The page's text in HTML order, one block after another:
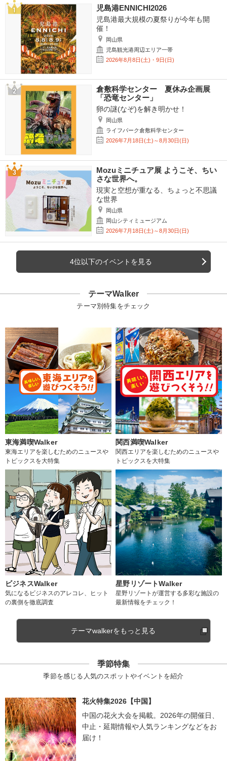
児島港ENNICHI2026
児島港最大規模の夏祭りが今年も開
催！
岡山県
児島観光港周辺エリア一帯
2026年8月8日(土)・9日(日)
倉敷科学センター 夏休み企画展
「恐竜センター」
卵の謎(なぞ)を解き明かせ！
岡山県
ライフパーク倉敷科学センター
2026年7月18日(土)～8月30日(日)
Mozuミニチュア展 ようこそ、ちい
さな世界へ。
現実と空想が重なる、ちょっと不思議
な世界
岡山県
岡山シティミュージアム
2026年7月18日(土)～8月30日(日)
4位以下のイベントを見る
テーマWalker
テーマ別特集をチェック
東海満喫Walker
東海エリアを楽しむためのニュースや
トピックスを大特集
関西満喫Walker
関西エリアを楽しむためのニュースや
トピックスを大特集
ビジネスWalker
気になるビジネスのアレコレ、ヒット
の裏側を徹底調査
星野リゾートWalker
星野リゾートが運営する多彩な施設の
最新情報をチェック！
テーマwalkerをもっと見る
季節特集
季節を感じる人気のスポットやイベントを紹介
花火特集2026【中国】
中国の花火大会を掲載。2026年の開催日、
中止・延期情報や人気ランキングなどをお
届け！